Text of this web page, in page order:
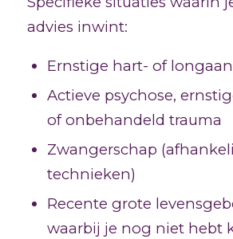
advies inwint:
Ernstige hart- of
Actieve psychose,
of onbehandeld trauma
Zwangerschap
technieken)
Recente grote
waarbij je nog niet hebt